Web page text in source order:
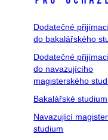
Dodatečné
do bakalářského
Dodatečné
do navazujícího
magisterského
Bakalářské studium
Navazující
studium